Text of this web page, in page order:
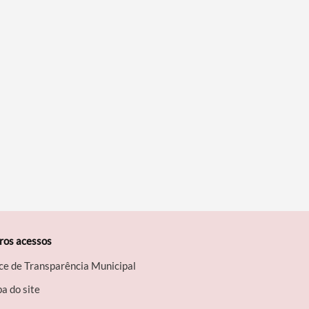
acessos
de Transparência Municipal
do site